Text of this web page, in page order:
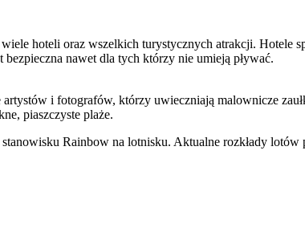
hoteli oraz wszelkich turystycznych atrakcji. Hotele
nawet dla tych którzy nie umieją pływać.
i fotografów, którzy uwieczniają malownicze
piaszczyste plaże.
Rainbow na lotnisku. Aktualne rozkłady lotów